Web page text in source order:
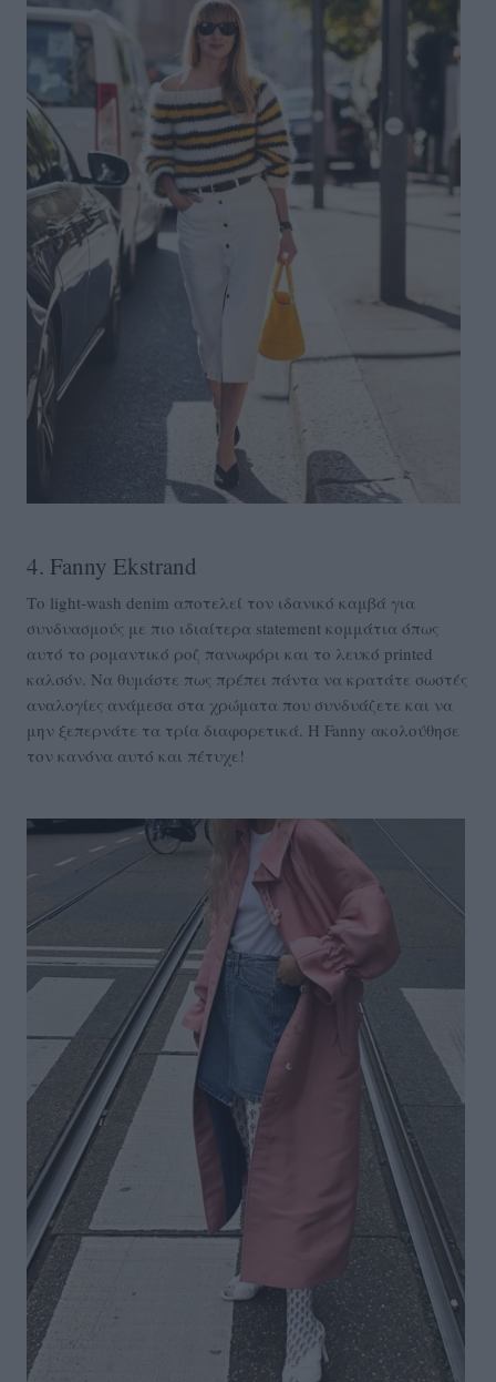
4. Fanny Ekstrand
Το light-wash denim αποτελεί τον ιδανικό καμβά για
συνδυασμούς με πιο ιδιαίτερα statement κομμάτια όπως
αυτό το ρομαντικό ροζ πανωφόρι και το λευκό printed
καλσόν. Να θυμάστε πως πρέπει πάντα να κρατάτε σωστές
αναλογίες ανάμεσα στα χρώματα που συνδυάζετε και να
μην ξεπερνάτε τα τρία διαφορετικά. Η Fanny ακολούθησε
τον κανόνα αυτό και πέτυχε!